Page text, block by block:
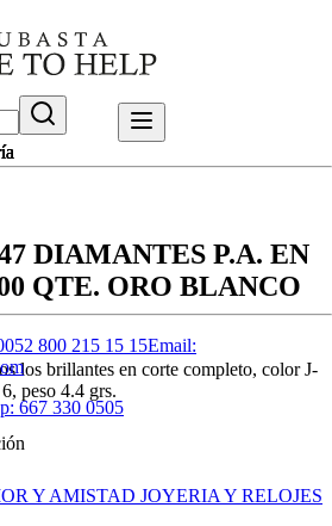
52 800 215 15 15Email:
667 330 0505
DIAMANTES P.A. EN
QTE. ORO BLANCO
los brillantes en corte completo, color J-
peso 4.4 grs.
Y AMISTAD JOYERIA Y RELOJES